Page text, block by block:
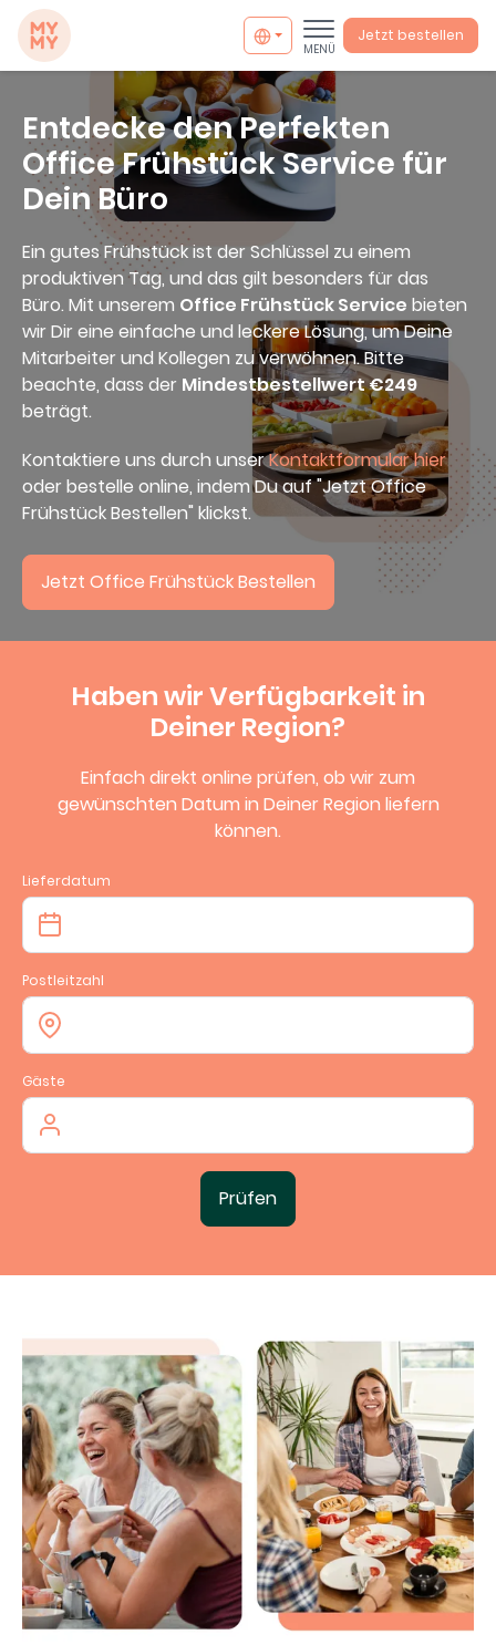
MYMY catering
info@mymycatering.com
+49 30 800988394
MENÜ
Jetzt bestellen
Entdecke den Perfekten
Office Frühstück Service für
Dein Büro
Ein gutes Frühstück ist der Schlüssel zu einem
produktiven Tag, und das gilt besonders für das
Büro. Mit unserem Office Frühstück Service bieten
wir Dir eine einfache und leckere Lösung, um Deine
Mitarbeiter und Kollegen zu verwöhnen. Bitte
beachte, dass der Mindestbestellwert €249
beträgt.
Kontaktiere uns durch unserKontaktformular hier
oder bestelle online, indem Du auf "Jetzt Office
Frühstück Bestellen" klickst.
Jetzt Office Frühstück Bestellen
Haben wir Verfügbarkeit in
Deiner Region?
Einfach direkt online prüfen, ob wir zum
gewünschten Datum in Deiner Region liefern
können.
Lieferdatum
Postleitzahl
Gäste
Prüfen